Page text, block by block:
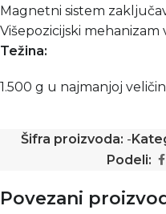
Magnetni sistem
Višepozicijski mehanizam
Težina:
1.500 g u najmanjoj
Šifra proizvoda: -
Podeli:
Povezani